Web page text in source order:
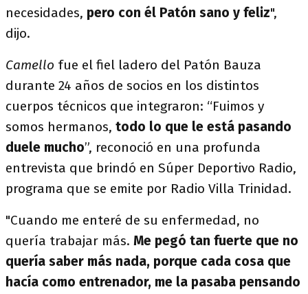
necesidades, pero con él Patón sano y feliz",
dijo.
Camello fue el fiel ladero del Patón Bauza
durante 24 años de socios en los distintos
cuerpos técnicos que integraron: “Fuimos y
somos hermanos, todo lo que le está pasando
duele mucho”, reconoció en una profunda
entrevista que brindó en Súper Deportivo Radio,
programa que se emite por Radio Villa Trinidad.
"Cuando me enteré de su enfermedad, no
quería trabajar más. Me pegó tan fuerte que no
quería saber más nada, porque cada cosa que
hacía como entrenador, me la pasaba pensando